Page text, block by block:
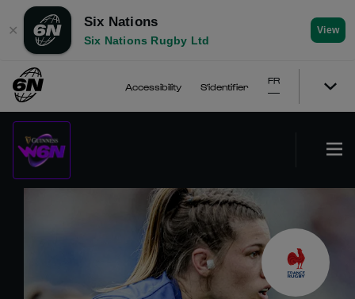
✕
Six Nations
Six Nations Rugby Ltd
View
Accessibility S'identifier
FR